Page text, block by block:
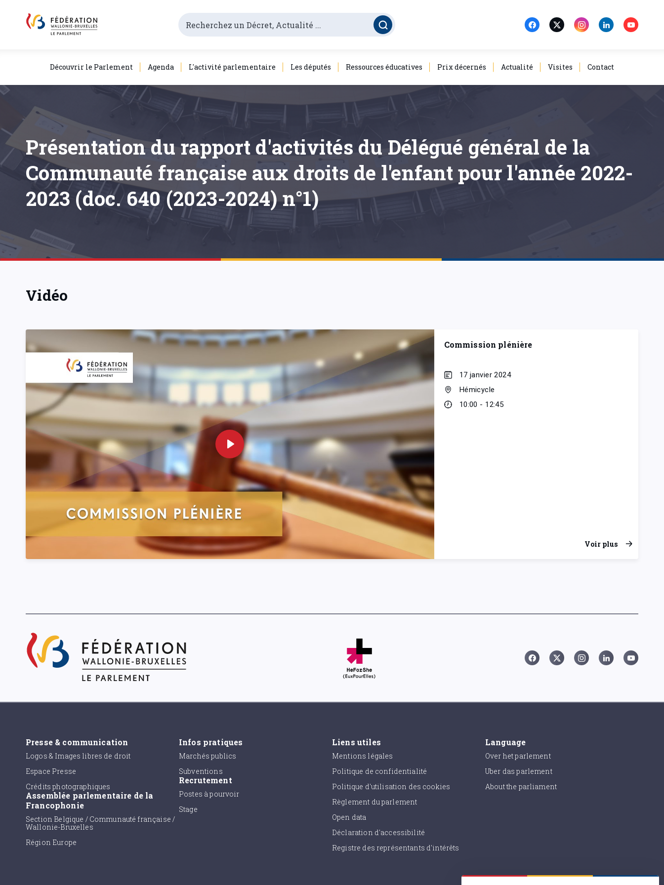
Découvrir le Parlement Agenda L'activité parlementaire Les députés Ressources éducatives Prix décernés Actualité Visites Contact
Présentation du rapport d'activités du Délégué général de la
Communauté française aux droits de l'enfant pour l'année 2022-
2023 (doc. 640 (2023-2024) n°1)
Vidéo
Commission plénière
17 janvier 2024
Hémicycle
10:00 - 12:45
Voir plus
Presse & communication
Logos & Images libres de droit
Espace Presse
Crédits photographiques
Assemblée parlementaire de la
Francophonie
Section Belgique / Communauté française /
Wallonie-Bruxelles
Région Europe
Infos pratiques
Marchés publics
Subventions
Recrutement
Postes à pourvoir
Stage
Liens utiles
Mentions légales
Politique de confidentialité
Politique d'utilisation des cookies
Règlement du parlement
Open data
Déclaration d'accessibilité
Registre des représentants d'intérêts
Language
Over het parlement
Uber das parlement
About the parliament